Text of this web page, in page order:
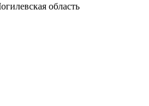
область